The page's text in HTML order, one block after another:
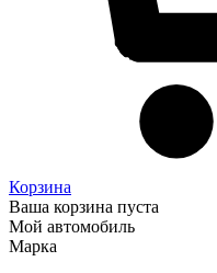
Корзина
Ваша корзина пуста
Мой автомобиль
Марка